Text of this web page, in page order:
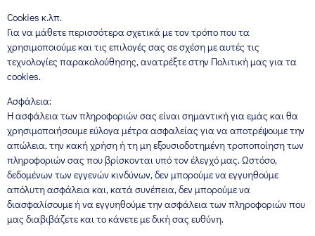
Cookies κ.λπ.
Για να μάθετε περισσότερα σχετικά με τον τρόπο που τα
χρησιμοποιούμε και τις επιλογές σας σε σχέση με αυτές τις
τεχνολογίες παρακολούθησης, ανατρέξτε στην Πολιτική μας για τα
cookies.
Ασφάλεια:
Η ασφάλεια των πληροφοριών σας είναι σημαντική για εμάς και θα
χρησιμοποιήσουμε εύλογα μέτρα ασφαλείας για να αποτρέψουμε την
απώλεια, την κακή χρήση ή τη μη εξουσιοδοτημένη τροποποίηση των
πληροφοριών σας που βρίσκονται υπό τον έλεγχό μας. Ωστόσο,
δεδομένων των εγγενών κινδύνων, δεν μπορούμε να εγγυηθούμε
απόλυτη ασφάλεια και, κατά συνέπεια, δεν μπορούμε να
διασφαλίσουμε ή να εγγυηθούμε την ασφάλεια των πληροφοριών που
μας διαβιβάζετε και το κάνετε με δική σας ευθύνη.